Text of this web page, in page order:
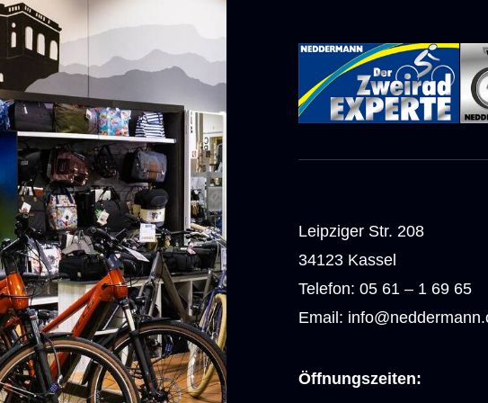
Leipziger Str. 208
34123 Kassel
Telefon: 05 61 – 1 69 65
Email:
Öffnungszeiten: